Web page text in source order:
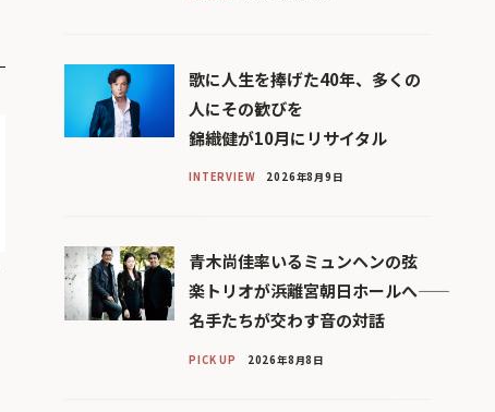
歌に人生を捧げた40年、多くの
人にその歓びを
錦織健が10月にリサイタル
INTERVIEW 2026年8月9日
青木尚佳率いるミュンヘンの弦
楽トリオが浜離宮朝日ホールへ――
名手たちが交わす音の対話
PICK UP 2026年8月8日